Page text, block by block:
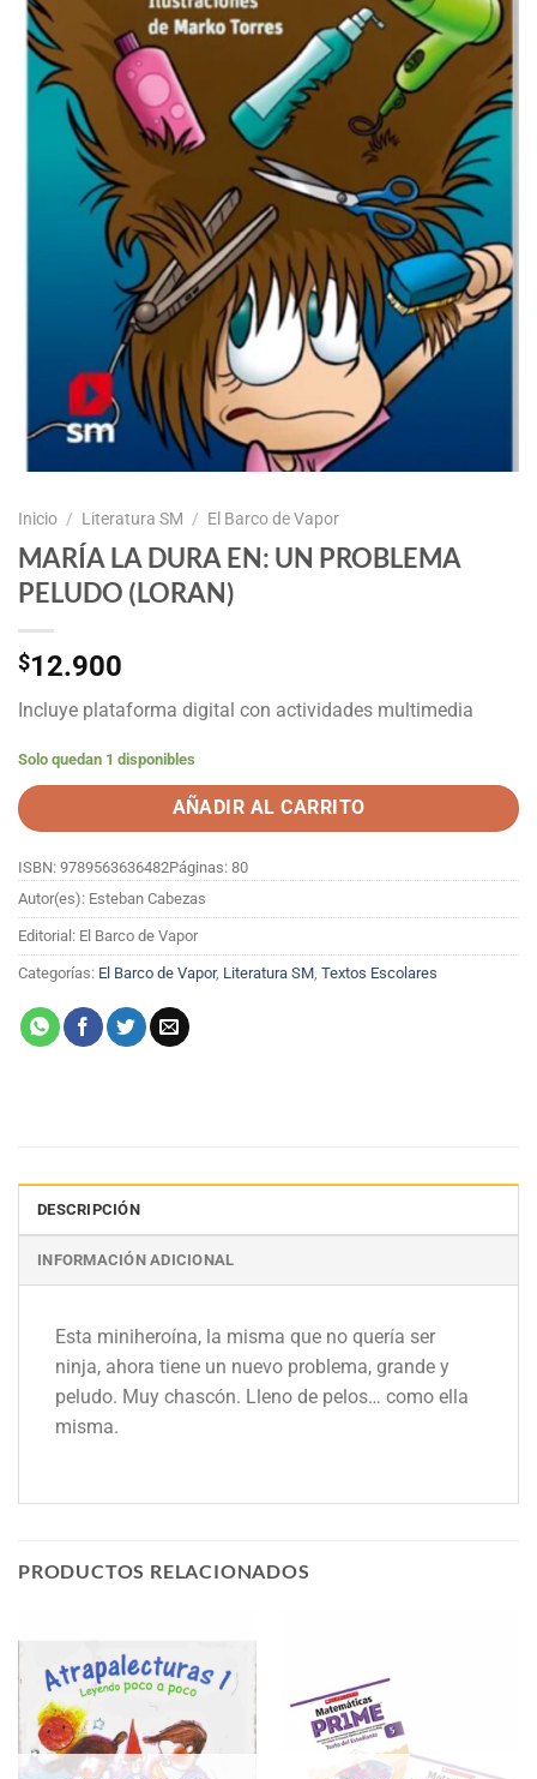
Inicio / Literatura SM / El Barco de Vapor
MARÍA LA DURA EN: UN PROBLEMA
PELUDO (LORAN)
$12.900
Incluye plataforma digital con actividades multimedia
Solo quedan 1 disponibles
AÑADIR AL CARRITO
ISBN: 9789563636482Páginas: 80
Autor(es): Esteban Cabezas
Editorial: El Barco de Vapor
Categorías: El Barco de Vapor, Literatura SM, Textos Escolares
DESCRIPCIÓN
INFORMACIÓN ADICIONAL
Esta miniheroína, la misma que no quería ser
ninja, ahora tiene un nuevo problema, grande y
peludo. Muy chascón. Lleno de pelos… como ella
misma.
PRODUCTOS RELACIONADOS